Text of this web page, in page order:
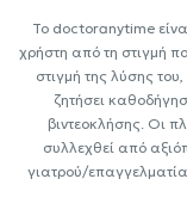
Το doctoranytime
χρήστη από τη στιγμή
στιγμή της λύσης
ζητήσει
βιντεοκλήσης. Οι
συλλεχθεί από
γιατρού/